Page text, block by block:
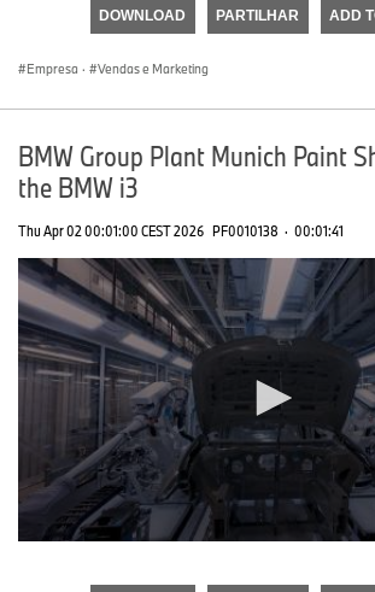
DOWNLOAD PARTILHAR ADD
Empresa · Vendas e Marketing
BMW Group Plant Munich Paint
the BMW i3
Thu Apr 02 00:01:00 CEST 2026 PF0010138 · 00:01:41